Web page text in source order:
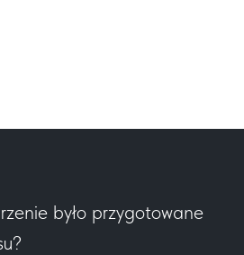
było przygotowane